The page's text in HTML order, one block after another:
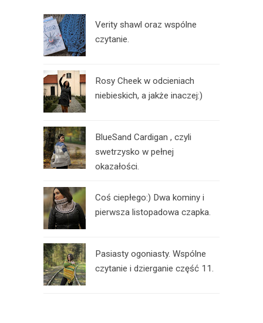
Verity shawl oraz wspólne
czytanie.
Rosy Cheek w odcieniach
niebieskich, a jakże inaczej:)
BlueSand Cardigan , czyli
swetrzysko w pełnej
okazałości.
Coś ciepłego:) Dwa kominy i
pierwsza listopadowa czapka.
Pasiasty ogoniasty. Wspólne
czytanie i dzierganie część 11.